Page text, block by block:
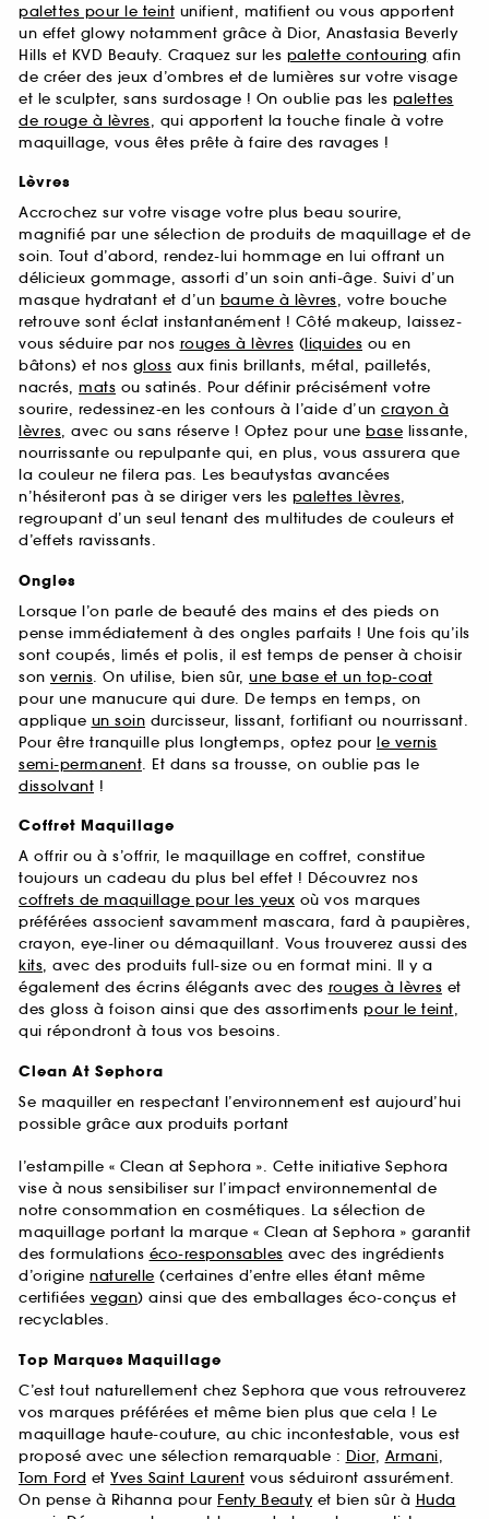
palettes pour le teint unifient, matifient ou vous apportent
un effet glowy notamment grâce à Dior, Anastasia Beverly
Hills et KVD Beauty. Craquez sur les palette contouring afin
de créer des jeux d’ombres et de lumières sur votre visage
et le sculpter, sans surdosage ! On oublie pas les palettes
de rouge à lèvres, qui apportent la touche finale à votre
maquillage, vous êtes prête à faire des ravages !
Lèvres
Accrochez sur votre visage votre plus beau sourire,
magnifié par une sélection de produits de maquillage et de
soin. Tout d’abord, rendez-lui hommage en lui offrant un
délicieux gommage, assorti d’un soin anti-âge. Suivi d’un
masque hydratant et d’un baume à lèvres, votre bouche
retrouve sont éclat instantanément ! Côté makeup, laissez-
vous séduire par nos rouges à lèvres (liquides ou en
bâtons) et nos gloss aux finis brillants, métal, pailletés,
nacrés, mats ou satinés. Pour définir précisément votre
sourire, redessinez-en les contours à l’aide d’un crayon à
lèvres, avec ou sans réserve ! Optez pour une base lissante,
nourrissante ou repulpante qui, en plus, vous assurera que
la couleur ne filera pas. Les beautystas avancées
n’hésiteront pas à se diriger vers les palettes lèvres,
regroupant d’un seul tenant des multitudes de couleurs et
d’effets ravissants.
Ongles
Lorsque l’on parle de beauté des mains et des pieds on
pense immédiatement à des ongles parfaits ! Une fois qu’ils
sont coupés, limés et polis, il est temps de penser à choisir
son vernis. On utilise, bien sûr, une base et un top-coat
pour une manucure qui dure. De temps en temps, on
applique un soin durcisseur, lissant, fortifiant ou nourrissant.
Pour être tranquille plus longtemps, optez pour le vernis
semi-permanent. Et dans sa trousse, on oublie pas le
dissolvant !
Coffret Maquillage
A offrir ou à s’offrir, le maquillage en coffret, constitue
toujours un cadeau du plus bel effet ! Découvrez nos
coffrets de maquillage pour les yeux où vos marques
préférées associent savamment mascara, fard à paupières,
crayon, eye-liner ou démaquillant. Vous trouverez aussi des
kits, avec des produits full-size ou en format mini. Il y a
également des écrins élégants avec des rouges à lèvres et
des gloss à foison ainsi que des assortiments pour le teint,
qui répondront à tous vos besoins.
Clean At Sephora
Se maquiller en respectant l’environnement est aujourd’hui
possible grâce aux produits portant
l’estampille « Clean at Sephora ». Cette initiative Sephora
vise à nous sensibiliser sur l’impact environnemental de
notre consommation en cosmétiques. La sélection de
maquillage portant la marque « Clean at Sephora » garantit
des formulations éco-responsables avec des ingrédients
d’origine naturelle (certaines d’entre elles étant même
certifiées vegan) ainsi que des emballages éco-conçus et
recyclables.
Top Marques Maquillage
C’est tout naturellement chez Sephora que vous retrouverez
vos marques préférées et même bien plus que cela ! Le
maquillage haute-couture, au chic incontestable, vous est
proposé avec une sélection remarquable : Dior, Armani,
Tom Ford et Yves Saint Laurent vous séduiront assurément.
On pense à Rihanna pour Fenty Beautyet bien sûr à Huda